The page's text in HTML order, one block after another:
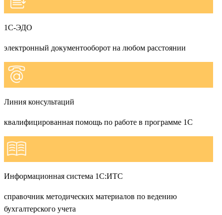
1С-ЭДО
электронный документооборот на любом расстоянии
Линия консультаций
квалифицированная помощь по работе в программе 1С
Информационная система 1С:ИТС
справочник методических материалов по ведению
бухгалтерского учета